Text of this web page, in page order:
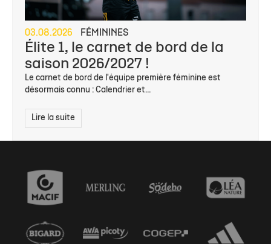
03.08.2026 FÉMININES
Élite 1, le carnet de bord de la
saison 2026/2027 !
Le carnet de bord de l'équipe première féminine est
désormais connu : Calendrier et...
Lire la suite